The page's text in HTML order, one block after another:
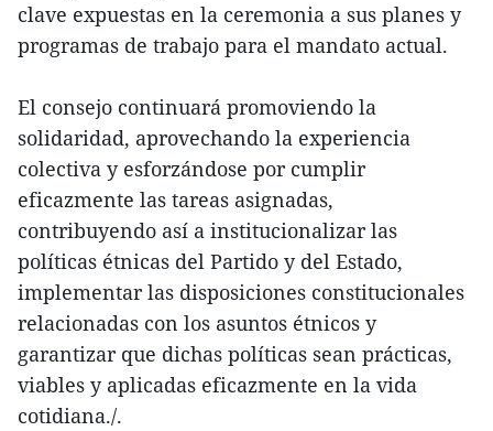
clave expuestas en la ceremonia a sus planes y
programas de trabajo para el mandato actual.
El consejo continuará promoviendo la
solidaridad, aprovechando la experiencia
colectiva y esforzándose por cumplir
eficazmente las tareas asignadas,
contribuyendo así a institucionalizar las
políticas étnicas del Partido y del Estado,
implementar las disposiciones constitucionales
relacionadas con los asuntos étnicos y
garantizar que dichas políticas sean prácticas,
viables y aplicadas eficazmente en la vida
cotidiana./.